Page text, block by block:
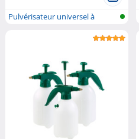
Pulvérisateur universel à